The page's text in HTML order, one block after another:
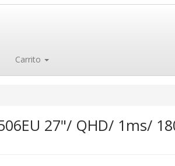
Carrito
27"/ QHD/ 1ms/